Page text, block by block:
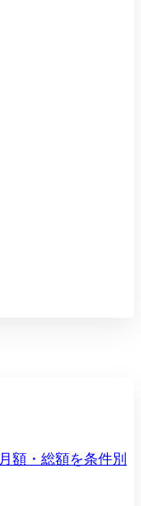
月額・総額を条件別